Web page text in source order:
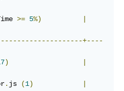
>= 5%)
+----
)
. js (1)